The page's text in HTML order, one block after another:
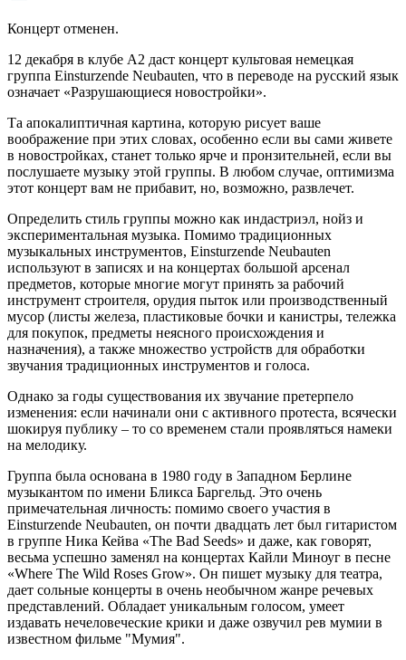
Концерт отменен.
12 декабря в клубе А2 даст концерт культовая немецкая
группа Einsturzende Neubauten, что в переводе на русский язык
означает «Разрушающиеся новостройки».
Та апокалиптичная картина, которую рисует ваше
воображение при этих словах, особенно если вы сами живете
в новостройках, станет только ярче и пронзительней, если вы
послушаете музыку этой группы. В любом случае, оптимизма
этот концерт вам не прибавит, но, возможно, развлечет.
Определить стиль группы можно как индастриэл, нойз и
экспериментальная музыка. Помимо традиционных
музыкальных инструментов, Einsturzende Neubauten
используют в записях и на концертах большой арсенал
предметов, которые многие могут принять за рабочий
инструмент строителя, орудия пыток или производственный
мусор (листы железа, пластиковые бочки и канистры, тележка
для покупок, предметы неясного происхождения и
назначения), а также множество устройств для обработки
звучания традиционных инструментов и голоса.
Однако за годы существования их звучание претерпело
изменения: если начинали они с активного протеста, всячески
шокируя публику – то со временем стали проявляться намеки
на мелодику.
Группа была основана в 1980 году в Западном Берлине
музыкантом по имени Бликса Баргельд. Это очень
примечательная личность: помимо своего участия в
Einsturzende Neubauten, он почти двадцать лет был гитаристом
в группе Ника Кейва «The Bad Seeds» и даже, как говорят,
весьма успешно заменял на концертах Кайли Миноуг в песне
«Where The Wild Roses Grow». Он пишет музыку для театра,
дает сольные концерты в очень необычном жанре речевых
представлений. Обладает уникальным голосом, умеет
издавать нечеловеческие крики и даже озвучил рев мумии в
известном фильме "Мумия".